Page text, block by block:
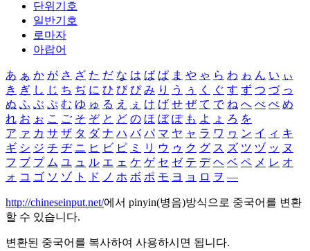
단위기호
일반기호
로마자
아랍어
あ ぁ か が さ ざ た だ な は ば ぱ ま や ゃ ら わ ゎ ん い ぃ
き ぎ し じ ち ぢ に ひ び ぴ み り う ぅ く ぐ す ず つ づ っ
ぬ ふ ぶ ぷ む ゆ ゅ る え ぇ け げ せ ぜ て で ね へ べ ぺ め
れ お ぉ こ ご そ ぞ と ど の ほ ぼ ぽ も よ ょ ろ を
ア ァ カ サ ザ タ ダ ナ ハ バ パ マ ヤ ャ ラ ワ ヮ ン イ ィ キ
ギ シ ジ チ ヂ ニ ヒ ビ ピ ミ リ ウ ゥ ク グ ス ズ ツ ヅ ッ ヌ
フ ブ プ ム ユ ュ ル エ ェ ケ ゲ セ ゼ テ デ ヘ ベ ペ メ レ オ
ォ コ ゴ ソ ゾ ト ド ノ ホ ボ ポ モ ヨ ョ ロ ヲ ―
http://chineseinput.net/에서 pinyin(병음)방식으로 중국어를 변환
할 수 있습니다.
변환된 중국어를 복사하여 사용하시면 됩니다.